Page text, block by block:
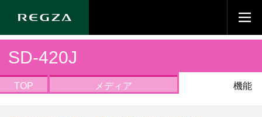
SD-420J
TOP メディア 機能